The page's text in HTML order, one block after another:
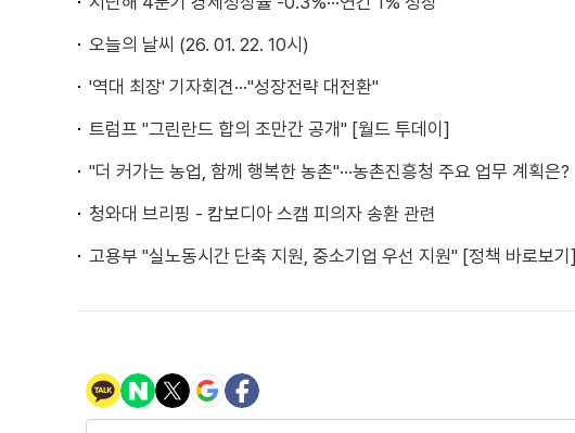
오늘의 날씨 (26. 01. 22. 10시)
'역대 최장' 기자회견···"성장전략 대전환"
트럼프 "그린란드 합의 조만간 공개" [월드 투데이]
"더 커가는 농업, 함께 행복한 농촌"···농촌진흥청 주요 업무 계획은?
청와대 브리핑 - 캄보디아 스캠 피의자 송환 관련
고용부 "실노동시간 단축 지원, 중소기업 우선 지원" [정책 바로보기]